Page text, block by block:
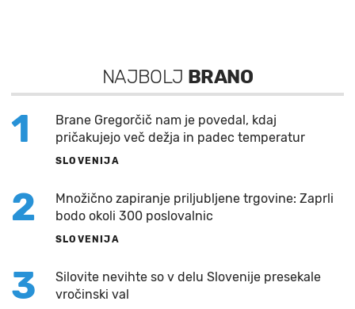
NAJBOLJ BRANO
1
Brane Gregorčič nam je povedal, kdaj
pričakujejo več dežja in padec temperatur
SLOVENIJA
2
Množično zapiranje priljubljene trgovine: Zaprli
bodo okoli 300 poslovalnic
SLOVENIJA
3
Silovite nevihte so v delu Slovenije presekale
vročinski val